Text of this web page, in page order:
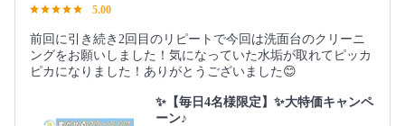
5.00
前回に引き続き2回目のリピートで今回は洗面台のクリーニ
ングをお願いしました！気になっていた水垢が取れてピッカ
ピカになりました！ありがとうございました😊
✨【毎日4名様限定】✨大特価キャンペ
ーン♪